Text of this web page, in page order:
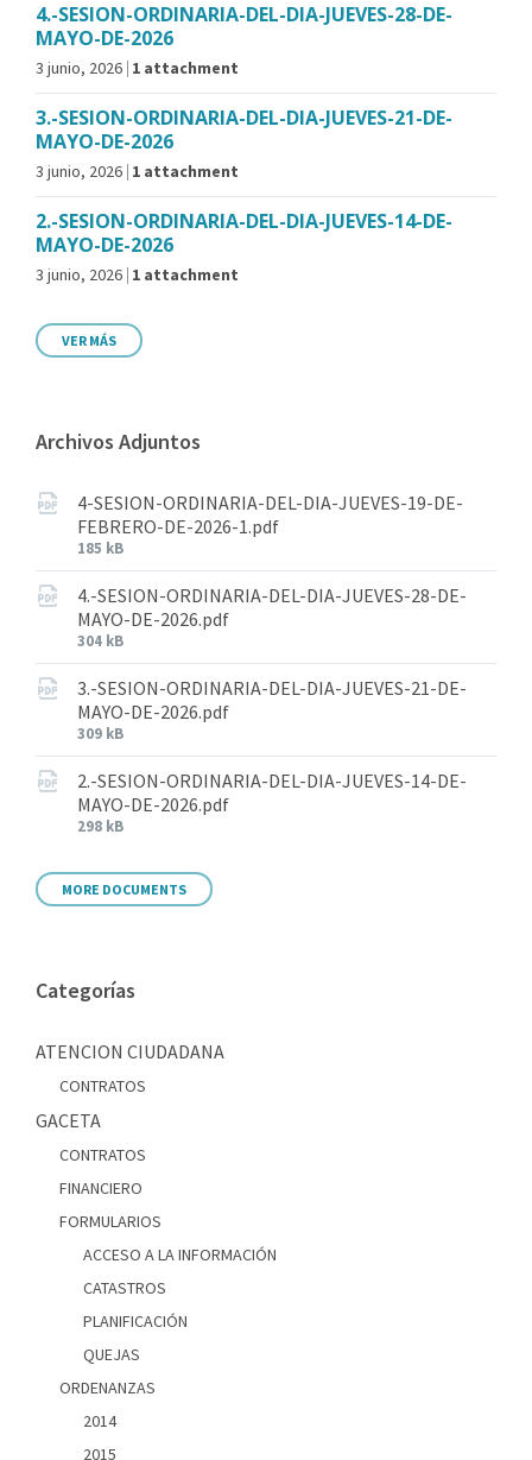
4.-SESION-ORDINARIA-DEL-DIA-JUEVES-28-DE-
MAYO-DE-2026
3 junio, 2026 1 attachment
3.-SESION-ORDINARIA-DEL-DIA-JUEVES-21-DE-
MAYO-DE-2026
3 junio, 2026 1 attachment
2.-SESION-ORDINARIA-DEL-DIA-JUEVES-14-DE-
MAYO-DE-2026
3 junio, 2026 1 attachment
VER MÁS
Archivos Adjuntos
4-SESION-ORDINARIA-DEL-DIA-JUEVES-19-DE-
FEBRERO-DE-2026-1.pdf
185 kB
4.-SESION-ORDINARIA-DEL-DIA-JUEVES-28-DE-
MAYO-DE-2026.pdf
304 kB
3.-SESION-ORDINARIA-DEL-DIA-JUEVES-21-DE-
MAYO-DE-2026.pdf
309 kB
2.-SESION-ORDINARIA-DEL-DIA-JUEVES-14-DE-
MAYO-DE-2026.pdf
298 kB
MORE DOCUMENTS
Categorías
ATENCION CIUDADANA
CONTRATOS
GACETA
CONTRATOS
FINANCIERO
FORMULARIOS
ACCESO A LA INFORMACIÓN
CATASTROS
PLANIFICACIÓN
QUEJAS
ORDENANZAS
2014
2015